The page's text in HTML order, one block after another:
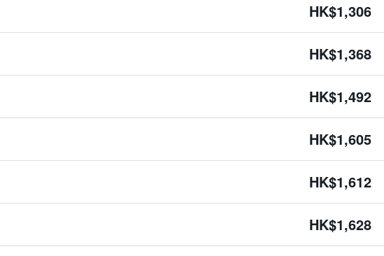
HK$1,306
HK$1,368
HK$1,492
HK$1,605
HK$1,612
HK$1,628